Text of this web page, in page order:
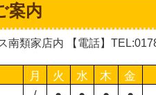
案内
南類家店内 【電話】
月 火 水 木 金